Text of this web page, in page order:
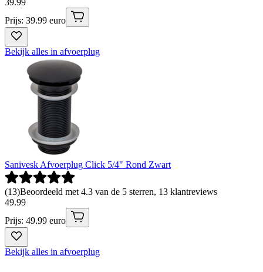
Prijs: 39.99 euro
Bekijk alles in afvoerplug
Sanivesk Afvoerplug Click 5/4" Rond Zwart
(13)Beoordeeld met 4.3 van de 5 sterren, 13 klantreviews
49.99
Prijs: 49.99 euro
Bekijk alles in afvoerplug